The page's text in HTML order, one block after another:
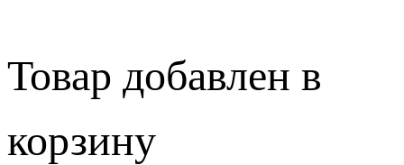
Товар добавлен в
корзину